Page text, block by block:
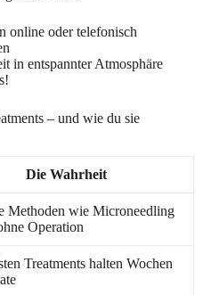
online oder telefonisch
in entspannter Atmosphäre
– und wie du sie
Die Wahrheit
Methoden wie Microneedling
Operation
Treatments halten Wochen